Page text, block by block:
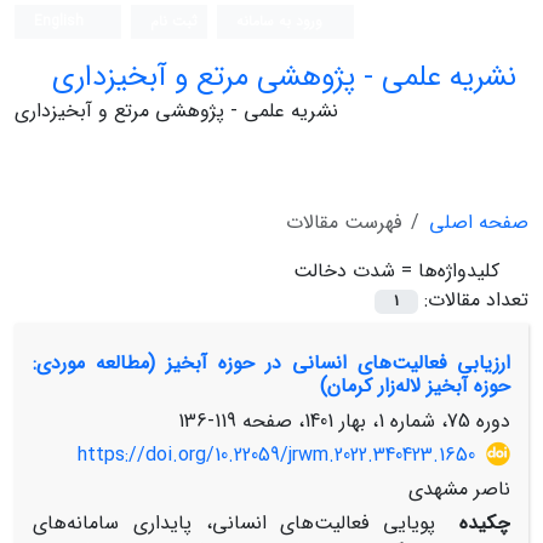
نشریه علمی - پژوهشی مرتع و آبخیزداری
نشریه علمی - پژوهشی مرتع و آبخیزداری
صفحه اصلی
فهرست مقالات
کلیدواژه‌ها = شدت دخالت
تعداد مقالات:
1
ارزیابی فعالیت‌های انسانی در حوزه آبخیز (مطالعه موردی:
حوزه آبخیز لاله‌زار کرمان)
دوره 75، شماره 1، بهار 1401، صفحه
119-136
https://doi.org/10.22059/jrwm.2022.340423.1650
ناصر مشهدی
چکیده
پویایی فعالیت‌های انسانی، پایداری سامانه‌های